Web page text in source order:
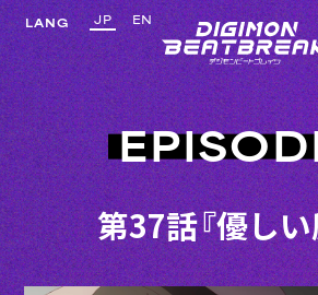
第37話『優しい
LANG JP EN